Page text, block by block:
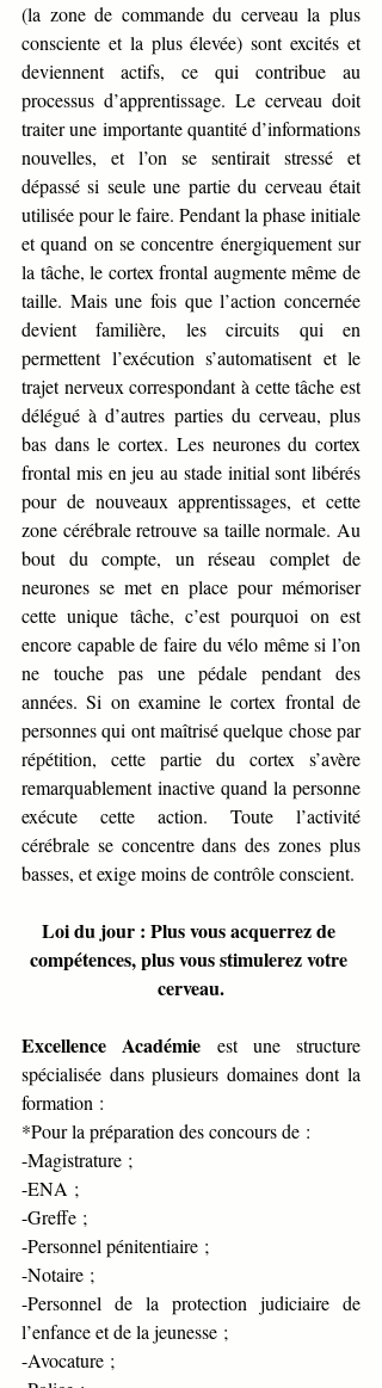
(la zone de commande du cerveau la plus
consciente et la plus élevée) sont excités et
deviennent actifs, ce qui contribue au
processus d’apprentissage. Le cerveau doit
traiter une importante quantité d’informations
nouvelles, et l’on se sentirait stressé et
dépassé si seule une partie du cerveau était
utilisée pour le faire. Pendant la phase initiale
et quand on se concentre énergiquement sur
la tâche, le cortex frontal augmente même de
taille. Mais une fois que l’action concernée
devient familière, les circuits qui en
permettent l’exécution s’automatisent et le
trajet nerveux correspondant à cette tâche est
délégué à d’autres parties du cerveau, plus
bas dans le cortex. Les neurones du cortex
frontal mis en jeu au stade initial sont libérés
pour de nouveaux apprentissages, et cette
zone cérébrale retrouve sa taille normale. Au
bout du compte, un réseau complet de
neurones se met en place pour mémoriser
cette unique tâche, c’est pourquoi on est
encore capable de faire du vélo même si l’on
ne touche pas une pédale pendant des
années. Si on examine le cortex frontal de
personnes qui ont maîtrisé quelque chose par
répétition, cette partie du cortex s’avère
remarquablement inactive quand la personne
exécute cette action. Toute l’activité
cérébrale se concentre dans des zones plus
basses, et exige moins de contrôle conscient.
Loi du jour : Plus vous acquerrez de
compétences, plus vous stimulerez votre
cerveau.
Excellence Académie est une structure
spécialisée dans plusieurs domaines dont la
formation :
*Pour la préparation des concours de :
-Magistrature ;
-ENA ;
-Greffe ;
-Personnel pénitentiaire ;
-Notaire ;
-Personnel de la protection judiciaire de
l’enfance et de la jeunesse ;
-Avocature ;